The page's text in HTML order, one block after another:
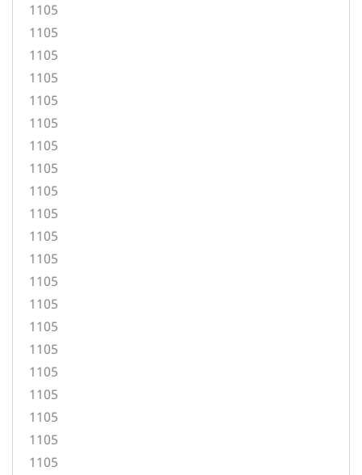
1105
1105
1105
1105
1105
1105
1105
1105
1105
1105
1105
1105
1105
1105
1105
1105
1105
1105
1105
1105
1105